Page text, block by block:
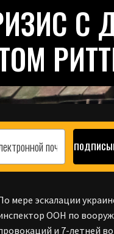
С
мере эскалации
ООН по
и 7-летней